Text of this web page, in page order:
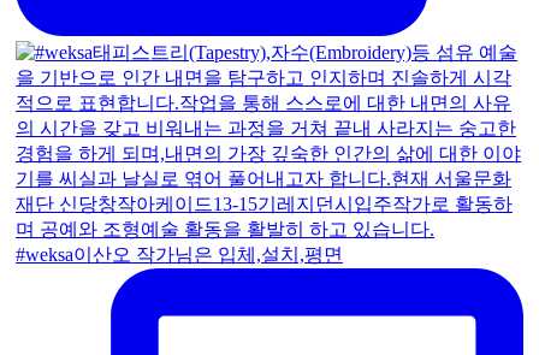
#weksa이산오 작가님은 입체,설치,평면